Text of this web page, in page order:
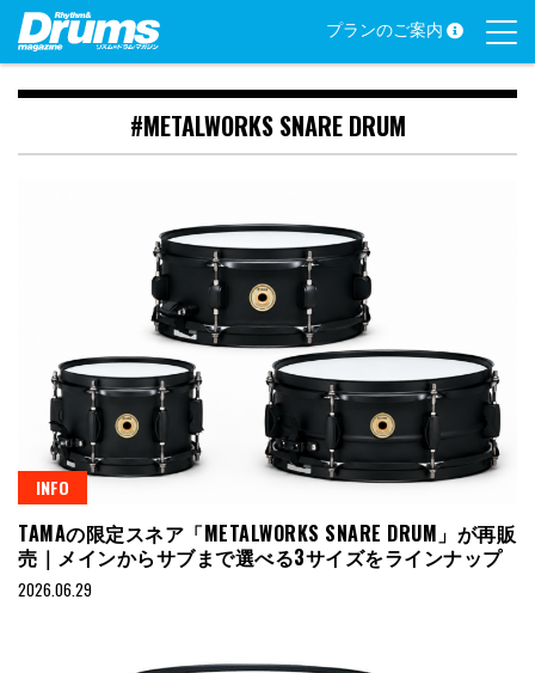
Skip
content
プランのご案内
#METALWORKS SNARE DRUM
INFO
TAMAの限定スネア「METALWORKS SNARE DRUM」が再販
売｜メインからサブまで選べる3サイズをラインナップ
2026.06.29